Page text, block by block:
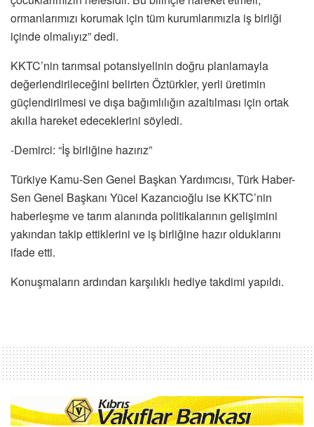
ormanlarımızı korumak için tüm kurumlarımızla iş birliği
içinde olmalıyız” dedi.
KKTC’nin tarımsal potansiyelinin doğru planlamayla
değerlendirileceğini belirten Öztürkler, yerli üretimin
güçlendirilmesi ve dışa bağımlılığın azaltılması için ortak
akılla hareket edeceklerini söyledi.
-Demirci: “İş birliğine hazırız”
Türkiye Kamu-Sen Genel Başkan Yardımcısı, Türk Haber-
Sen Genel Başkanı Yücel Kazancıoğlu ise KKTC’nin
haberleşme ve tarım alanında politikalarının gelişimini
yakından takip ettiklerini ve iş birliğine hazır olduklarını
ifade etti.
Konuşmaların ardından karşılıklı hediye takdimi yapıldı.